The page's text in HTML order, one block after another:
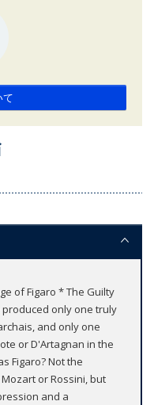
て
of Figaro * The Guilty
only one truly
and only one
or D'Artagnan in the
Figaro? Not the
or Rossini, but
and a